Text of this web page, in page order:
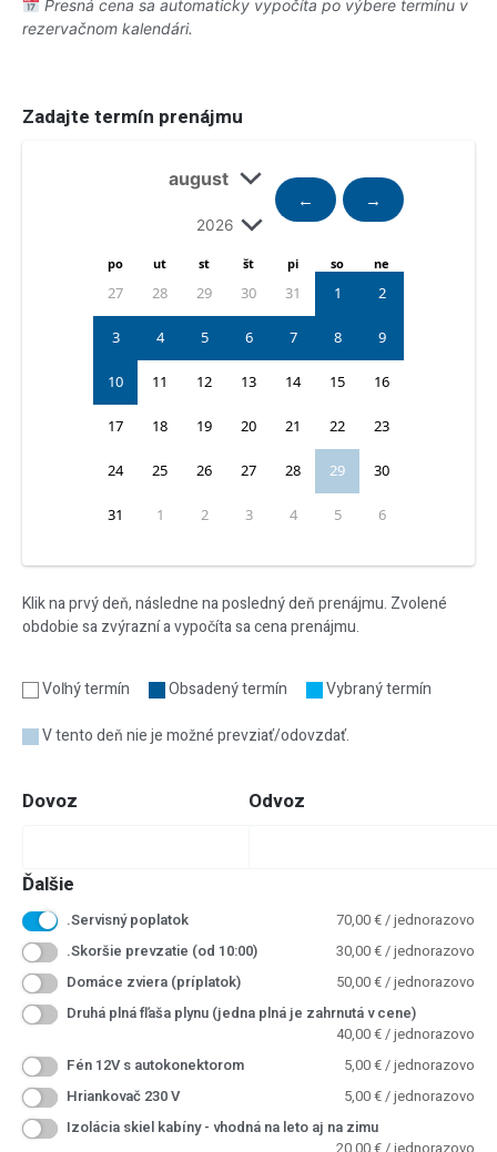
Presná cena sa automaticky vypočíta po výbere termínu v
rezervačnom kalendári.
Zadajte termín prenájmu
← →
po ut st št pi so ne
27 28 29 30 31 1 2
3 4 5 6 7 8 9
10 11 12 13 14 15 16
17 18 19 20 21 22 23
24 25 26 27 28 29 30
31 1 2 3 4 5 6
Klik na prvý deň, následne na posledný deň prenájmu. Zvolené
obdobie sa zvýrazní a vypočíta sa cena prenájmu.
Voľný termín Obsadený termín
Vybraný termín
V tento deň nie je možné prevziať/odovzdať.
Dovoz Odvoz
Ďalšie
.Servisný poplatok 70,00€/ jednorazovo
.Skoršie prevzatie (od 10:00)
30,00€/ jednorazovo
Domáce zviera (príplatok)
50,00€/ jednorazovo
Druhá plná fľaša plynu (jedna plná je zahrnutá v cene)
40,00€/ jednorazovo
Fén 12V s autokonektorom
5,00€/ jednorazovo
Hriankovač 230 V
5,00€/ jednorazovo
Izolácia skiel kabíny - vhodná na leto aj na zimu